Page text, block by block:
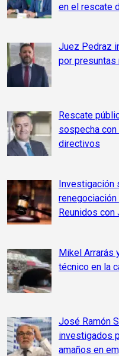
en el rescate
Juez Pedraz
por presuntas
Rescate
sospecha
directivos
Investigación
Reunidos
Mikel Arrarás
técnico en la
José Ramón
investigados
amaños en